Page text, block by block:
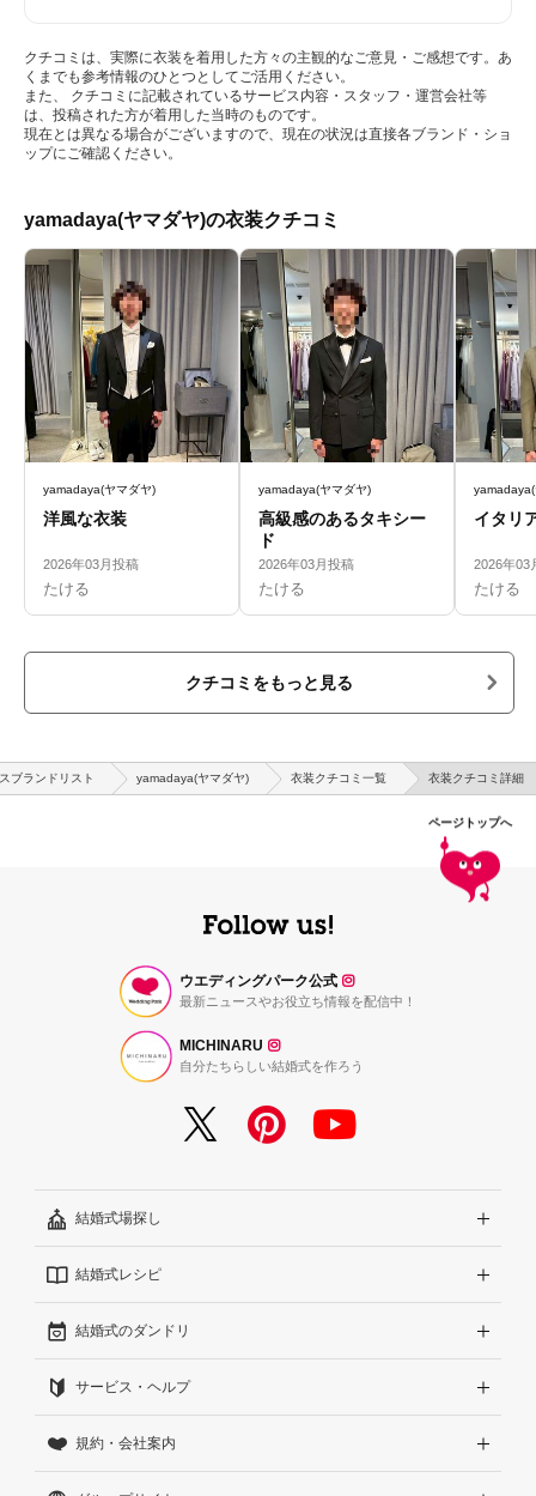
クチコミは、実際に衣装を着用した方々の主観的なご意見・ご感想です。あ
くまでも参考情報のひとつとしてご活用ください。
また、 クチコミに記載されているサービス内容・スタッフ・運営会社等
は、投稿された方が着用した当時のものです。
現在とは異なる場合がございますので、現在の状況は直接各ブランド・ショ
ップにご確認ください。
yamadaya(ヤマダヤ)の衣装クチコミ
yamadaya(ヤマダヤ)
洋風な衣装
2026年03月投稿
たける
yamadaya(ヤマダヤ)
高級感のあるタキシー
ド
2026年03月投稿
たける
イタリ
2026年03
たける
クチコミをもっと見る
ブランドリスト yamadaya(ヤマダヤ) 衣装クチコミ一覧 衣装クチコミ詳細
ページトップへ
ウエディングパーク公式
最新ニュースやお役立ち情報を配信中！
MICHINARU
自分たちらしい結婚式を作ろう
結婚式場探し
エリアから探す
こだわりから探す
雰囲気から探す
見積りから探す
結婚式レシピ
結婚式準備レポート『ハナレポ』
結婚式当日の動画『ムビレポ』
結婚式のダンドリ
結婚準備ガイド
Wedding Park Magazine
サービス・ヘルプ
サイトコンセプト
規約・会社案内